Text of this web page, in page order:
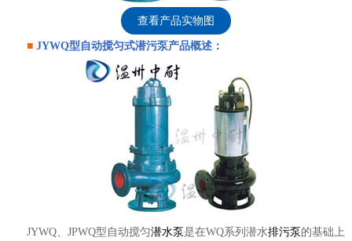
查看产品实物图
■ JYWQ型 自动搅匀式潜污泵产品概述：
JYWQ、JPWQ型自动搅匀潜水泵是在WQ系列潜水排污泵 的基础上